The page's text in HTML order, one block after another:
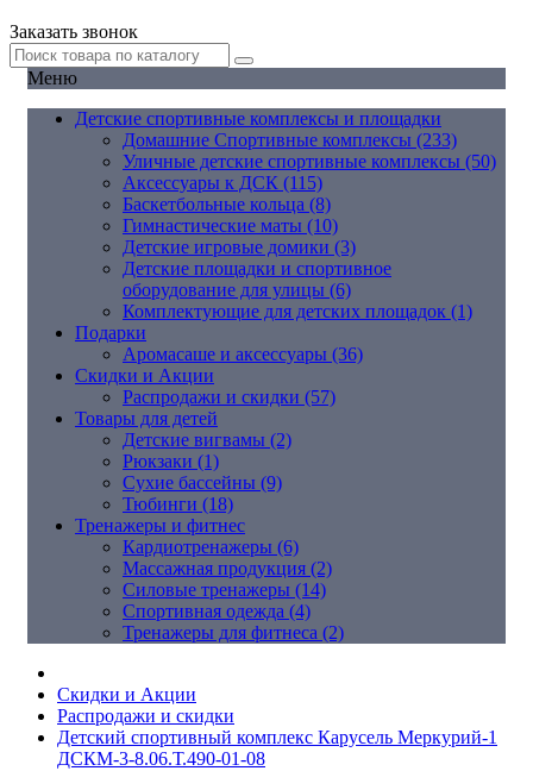
Заказать звонок
Меню
Детские спортивные комплексы и площадки
Домашние Спортивные комплексы (233)
Уличные детские спортивные комплексы (50)
Аксессуары к ДСК (115)
Баскетбольные кольца (8)
Гимнастические маты (10)
Детские игровые домики (3)
Детские площадки и спортивное
оборудование для улицы (6)
Комплектующие для детских площадок (1)
Подарки
Аромасаше и аксессуары (36)
Скидки и Акции
Распродажи и скидки (57)
Товары для детей
Детские вигвамы (2)
Рюкзаки (1)
Сухие бассейны (9)
Тюбинги (18)
Тренажеры и фитнес
Кардиотренажеры (6)
Массажная продукция (2)
Силовые тренажеры (14)
Спортивная одежда (4)
Тренажеры для фитнеса (2)
Скидки и Акции
Распродажи и скидки
Детский спортивный комплекс Карусель Меркурий-1
ДСКМ-3-8.06.Т.490-01-08